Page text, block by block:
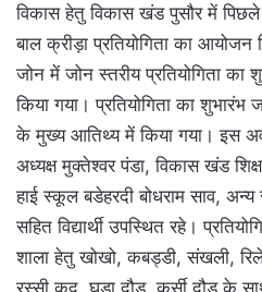
विकास हेतु विकास खंड पुसौर में पिछले
बाल क्रीड़ा प्रतियोगिता का आयोजन
जोन में जोन स्तरीय प्रतियोगिता का
किया गया। प्रतियोगिता का
के मुख्य आतिथ्य में किया गया। इस
अध्यक्ष मुक्तेश्वर पंडा, विकास खंड
हाई स्कूल बडेहरदी बोधराम साव,
सहित विद्यार्थी उपस्थित रहे।
शाला हेतु खोखो, कबड्डी, संखली, रिले
रस्सी कूद, घडा दौड़, कुर्सी दौड़ के